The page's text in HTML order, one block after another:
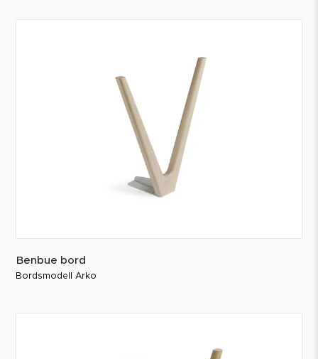
utvalgte møbler utenfor vårt eget sortiment.
Benbue bord
Bordsmodell Arko